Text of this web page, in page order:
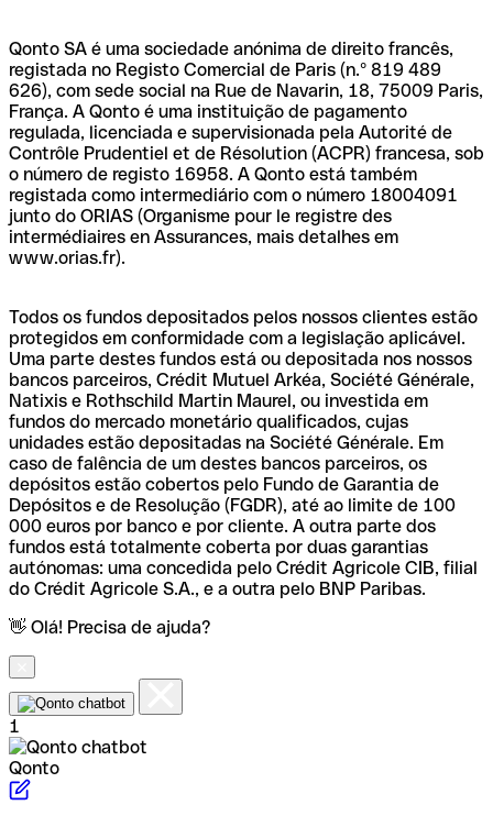
Qonto SA é uma sociedade anónima de direito francês,
registada no Registo Comercial de Paris (n.º 819 489
626), com sede social na Rue de Navarin, 18, 75009 Paris,
França. A Qonto é uma instituição de pagamento
regulada, licenciada e supervisionada pela Autorité de
Contrôle Prudentiel et de Résolution (ACPR) francesa, sob
o número de registo 16958. A Qonto está também
registada como intermediário com o número 18004091
junto do ORIAS (Organisme pour le registre des
intermédiaires en Assurances, mais detalhes em
www.orias.fr).
Todos os fundos depositados pelos nossos clientes estão
protegidos em conformidade com a legislação aplicável.
Uma parte destes fundos está ou depositada nos nossos
bancos parceiros, Crédit Mutuel Arkéa, Société Générale,
Natixis e Rothschild Martin Maurel, ou investida em
fundos do mercado monetário qualificados, cujas
unidades estão depositadas na Société Générale. Em
caso de falência de um destes bancos parceiros, os
depósitos estão cobertos pelo Fundo de Garantia de
Depósitos e de Resolução (FGDR), até ao limite de 100
000 euros por banco e por cliente. A outra parte dos
fundos está totalmente coberta por duas garantias
autónomas: uma concedida pelo Crédit Agricole CIB, filial
do Crédit Agricole S.A., e a outra pelo BNP Paribas.
👋 Olá! Precisa de ajuda?
1
Qonto